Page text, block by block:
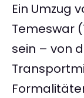
Ein Umzug
Temeswar
sein – von